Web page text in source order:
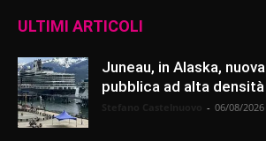
ULTIMI ARTICOLI
Juneau, in Alaska,
pubblica ad alta densità
- 06/08/2026